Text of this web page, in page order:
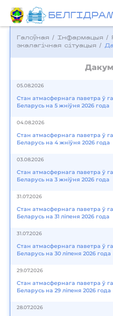
Галоўная / Інфармацыя /
экалагічная сітуацыя /
05.08.2026
Стан атмасфернага паветра ў
Беларусь на 5 жніўня 2026 года
04.08.2026
Стан атмасфернага паветра ў
Беларусь на 4 жніўня 2026 года
03.08.2026
Стан атмасфернага паветра ў
Беларусь на 3 жніўня 2026 года
31.07.2026
Стан атмасфернага паветра ў
Беларусь на 31 ліпеня 2026 года
31.07.2026
Стан атмасфернага паветра ў
Беларусь на 30 ліпеня 2026 года
29.07.2026
Стан атмасфернага паветра ў
Беларусь на 29 ліпеня 2026 года
28.07.2026